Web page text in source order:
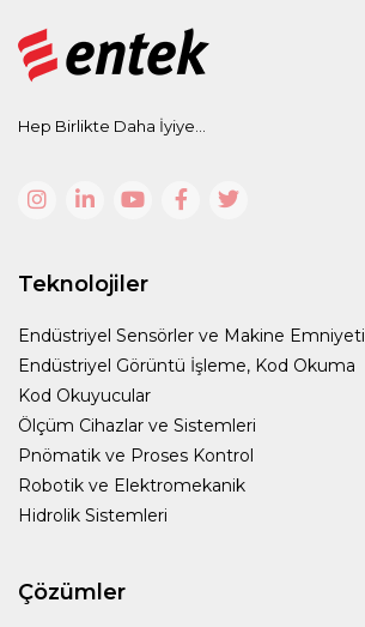
Hep Birlikte Daha İyiye...
Teknolojiler
Endüstriyel Sensörler ve Makine Emniyeti
Endüstriyel Görüntü İşleme, Kod Okuma
Kod Okuyucular
Ölçüm Cihazlar ve Sistemleri
Pnömatik ve Proses Kontrol
Robotik ve Elektromekanik
Hidrolik Sistemleri
Çözümler